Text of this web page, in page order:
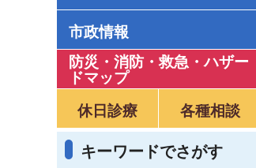
市政情報
防災・消防・救急 ・ハザー
ドマップ
休日診療
各種相談
キーワードでさがす